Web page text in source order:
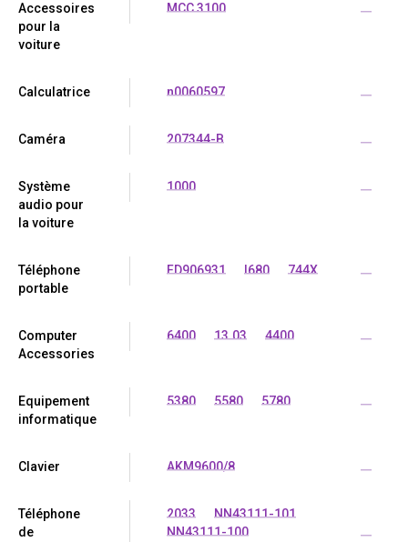
Accessoires
pour la
voiture
MCC 3100 ...
Calculatrice n0060597 ...
Caméra 207344-B ...
Système
audio pour
la voiture
1000 ...
Téléphone
portable
FD906931 I680 744X ...
Computer
Accessories
6400 13.03 4400 ...
Equipement
informatique
5380 5580 5780 ...
Clavier AKM9600/8 ...
Téléphone
de
2033
NN43111-101
NN43111-100
...